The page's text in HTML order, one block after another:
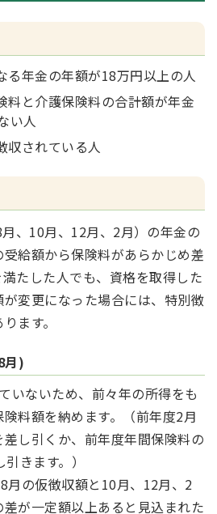
る年金の年額が18万円以上の人
料と介護保険料の合計額が年金
い人
収されている人
、10月、12月、2月）の年金の
給額から保険料があらかじめ差
たした人でも、資格を取得した
変更になった場合には、特別徴
ます。
月)
いないため、前々年の所得をも
料額を納めます。（前年度2月
し引くか、前年度年間保険料の
きます。）
月の仮徴収額と10月、12月、2
が一定額以上あると見込まれた